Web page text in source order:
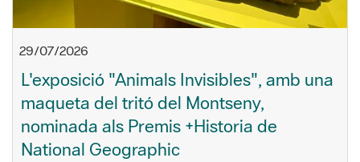
29/07/2026
L'exposició "Animals Invisibles", amb una
maqueta del tritó del Montseny,
nominada als Premis +Historia de
National Geographic